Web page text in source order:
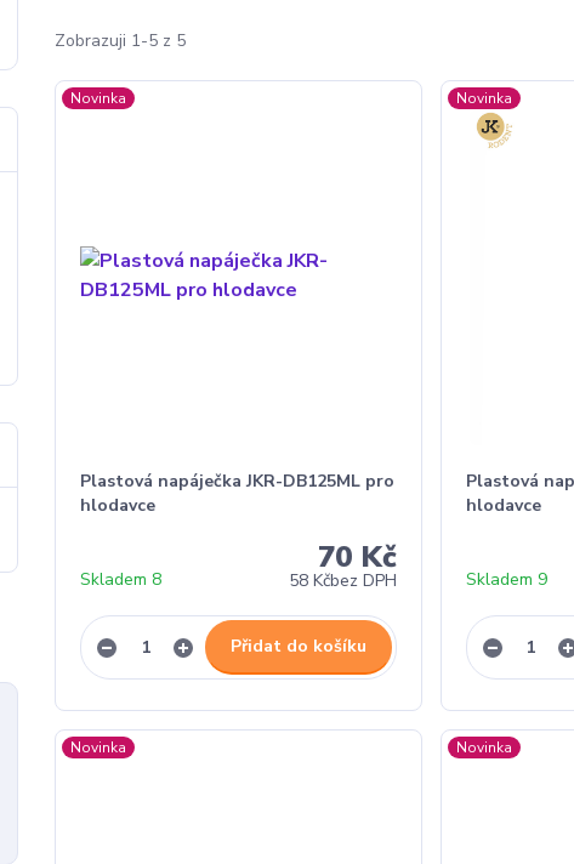
Zobrazuji 1-5 z 5
Novinka
Plastová napáječka JKR-DB125ML pro
hlodavce
70 Kč
58 Kčbez DPH
Skladem 8
Přidat do košíku
Novinka
Plastová
hlodavce
Skladem 9
Novinka Novinka